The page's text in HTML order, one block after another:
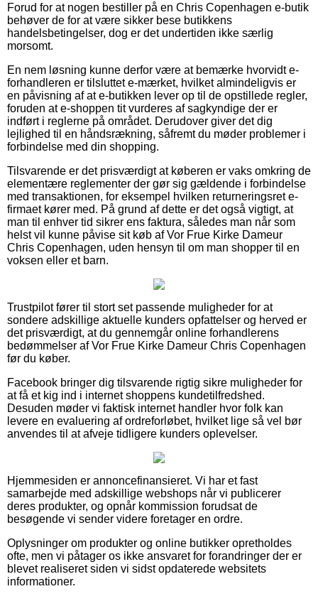
Forud for at nogen bestiller på en Chris Copenhagen e-butik
behøver de for at være sikker bese butikkens
handelsbetingelser, dog er det undertiden ikke særlig
morsomt.
En nem løsning kunne derfor være at bemærke hvorvidt e-
forhandleren er tilsluttet e-mærket, hvilket almindeligvis er
en påvisning af at e-butikken lever op til de opstillede regler,
foruden at e-shoppen tit vurderes af sagkyndige der er
indført i reglerne på området. Derudover giver det dig
lejlighed til en håndsrækning, såfremt du møder problemer i
forbindelse med din shopping.
Tilsvarende er det prisværdigt at køberen er vaks omkring de
elementære reglementer der gør sig gældende i forbindelse
med transaktionen, for eksempel hvilken returneringsret e-
firmaet kører med. På grund af dette er det også vigtigt, at
man til enhver tid sikrer ens faktura, således man når som
helst vil kunne påvise sit køb af Vor Frue Kirke Dameur
Chris Copenhagen, uden hensyn til om man shopper til en
voksen eller et barn.
Trustpilot fører til stort set passende muligheder for at
sondere adskillige aktuelle kunders opfattelser og herved er
det prisværdigt, at du gennemgår online forhandlerens
bedømmelser af Vor Frue Kirke Dameur Chris Copenhagen
før du køber.
Facebook bringer dig tilsvarende rigtig sikre muligheder for
at få et kig ind i internet shoppens kundetilfredshed.
Desuden møder vi faktisk internet handler hvor folk kan
levere en evaluering af ordreforløbet, hvilket lige så vel bør
anvendes til at afveje tidligere kunders oplevelser.
Hjemmesiden er annoncefinansieret. Vi har et fast
samarbejde med adskillige webshops når vi publicerer
deres produkter, og opnår kommission forudsat de
besøgende vi sender videre foretager en ordre.
Oplysninger om produkter og online butikker opretholdes
ofte, men vi påtager os ikke ansvaret for forandringer der er
blevet realiseret siden vi sidst opdaterede websitets
informationer.